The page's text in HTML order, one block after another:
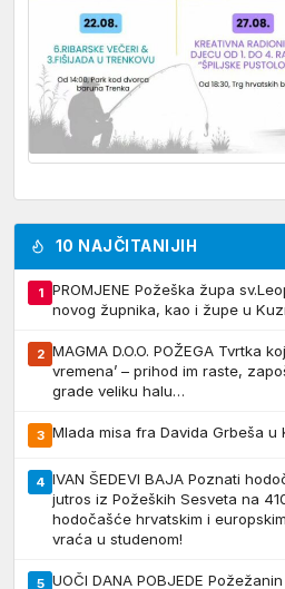
10 NAJČITANIJIH
1
PROMJENE Požeška župa
novog župnika, kao i župe u
2 MAGMA D.O.O. POŽEGA Tvrtka
vremena’ – prihod im raste,
grade veliku halu…
3 Mlada misa fra Davida Grbeša u
4 IVAN ŠEDEVI BAJA Poznati
jutros iz Požeških Sesveta na
hodočašće hrvatskim i
vraća u studenom!
5 UOČI DANA POBJEDE